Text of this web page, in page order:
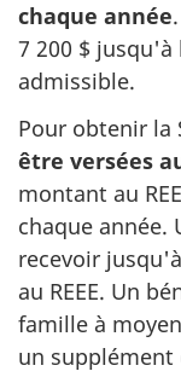
chaque année
7 200 $
admissible.
Pour obtenir la
être versées au
montant au
chaque année.
recevoir
au REEE. Un
famille à
un supplément